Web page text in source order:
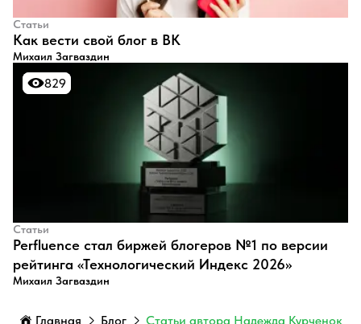
Статьи
​Как вести свой блог в ВК
Михаил Загваздин
829
829
Статьи
Perfluence стал биржей блогеров №1 по версии
рейтинга «Технологический Индекс 2026»
Михаил Загваздин
Главная Блог Статьи автора Надежда Курченок